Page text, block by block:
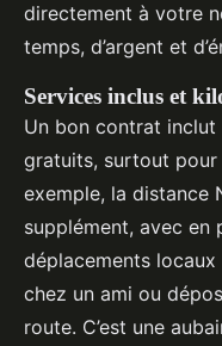
directement à votre
temps, d’argent et
Services inclus et
Un bon contrat
gratuits, surtout pour
exemple, la distance
supplément, avec en
déplacements
chez un ami ou
route. C’est une